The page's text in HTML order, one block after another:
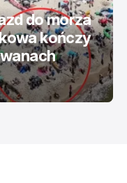
do morza
kończy